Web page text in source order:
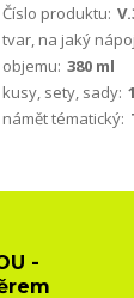
Číslo produktu:
tvar, na jaký
objemu: 380 ml
kusy, sety, sady:
námět tématický:
-